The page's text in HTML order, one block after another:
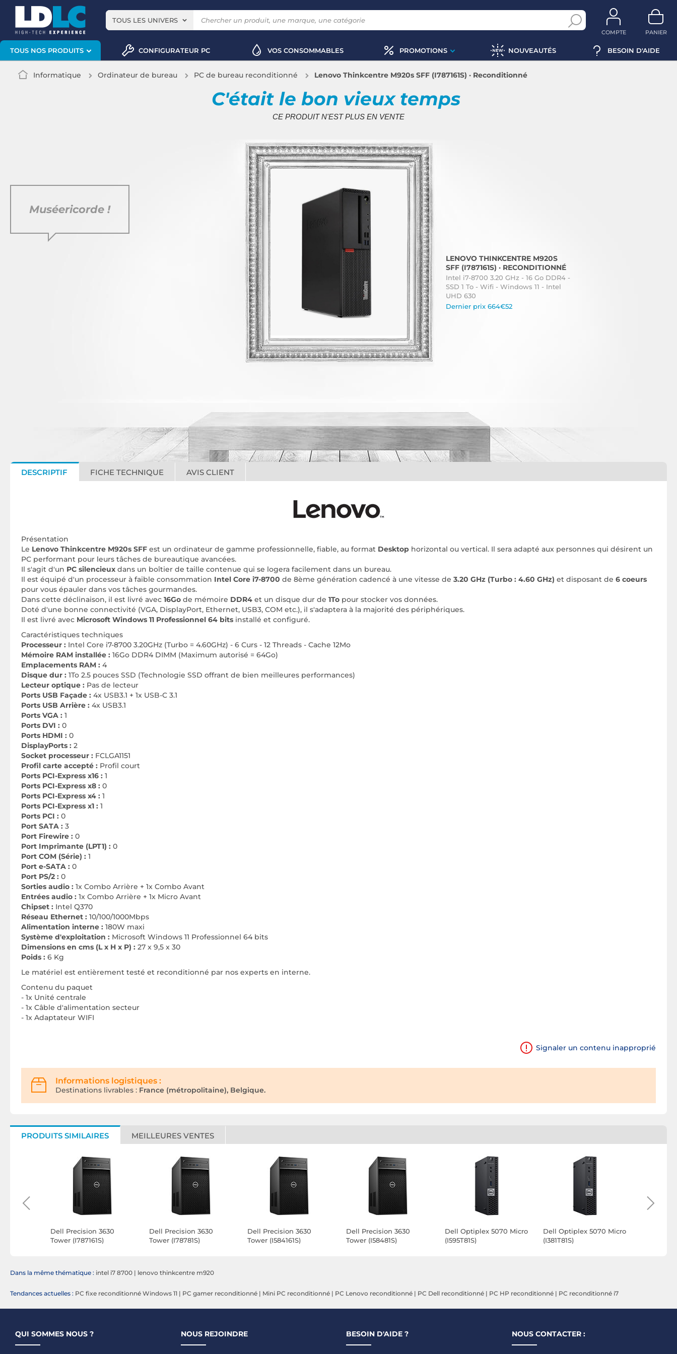
TOUS LES UNIVERS
COMPTE PANIER
TOUS NOS PRODUITS CONFIGURATEUR PC VOS CONSOMMABLES PROMOTIONS NOUVEAUTÉS BESOIN D'AIDE
Informatique Ordinateur de bureau PC de bureau reconditionné Lenovo Thinkcentre M920s SFF (I787161S) · Reconditionné
C'était le bon vieux temps
CE PRODUIT N'EST PLUS EN VENTE
LENOVO THINKCENTRE M920S
SFF (I787161S) · RECONDITIONNÉ
Intel i7-8700 3.20 GHz - 16 Go DDR4 -
SSD 1 To - Wifi - Windows 11 - Intel
UHD 630
Dernier prix 664€52
Muséericorde !
DESCRIPTIF FICHE TECHNIQUE AVIS CLIENT
Présentation
Le Lenovo Thinkcentre M920s SFF est un ordinateur de gamme professionnelle, fiable, au format Desktop horizontal ou vertical. Il sera adapté aux personnes qui désirent un
PC performant pour leurs tâches de bureautique avancées.
Il s'agit d'un PC silencieux dans un boîtier de taille contenue qui se logera facilement dans un bureau.
Il est équipé d'un processeur à faible consommation Intel Core i7-8700 de 8ème génération cadencé à une vitesse de 3.20 GHz (Turbo : 4.60 GHz) et disposant de 6 coeurs
pour vous épauler dans vos tâches gourmandes.
Dans cette déclinaison, il est livré avec 16Go de mémoire DDR4 et un disque dur de 1To pour stocker vos données.
Doté d'une bonne connectivité (VGA, DisplayPort, Ethernet, USB3, COM etc.), il s'adaptera à la majorité des périphériques.
Il est livré avec Microsoft Windows 11 Professionnel 64 bits installé et configuré.
Caractéristiques techniques
Processeur : Intel Core i7-8700 3.20GHz (Turbo = 4.60GHz) - 6 Curs - 12 Threads - Cache 12Mo
Mémoire RAM installée : 16Go DDR4 DIMM (Maximum autorisé = 64Go)
Emplacements RAM : 4
Disque dur : 1To 2.5 pouces SSD (Technologie SSD offrant de bien meilleures performances)
Lecteur optique : Pas de lecteur
Ports USB Façade : 4x USB3.1 + 1x USB-C 3.1
Ports USB Arrière : 4x USB3.1
Ports VGA : 1
Ports DVI : 0
Ports HDMI : 0
DisplayPorts : 2
Socket processeur : FCLGA1151
Profil carte accepté : Profil court
Ports PCI-Express x16 : 1
Ports PCI-Express x8 : 0
Ports PCI-Express x4 : 1
Ports PCI-Express x1 : 1
Ports PCI : 0
Port SATA : 3
Port Firewire : 0
Port Imprimante (LPT1) : 0
Port COM (Série) : 1
Port e-SATA : 0
Port PS/2 : 0
Sorties audio : 1x Combo Arrière + 1x Combo Avant
Entrées audio : 1x Combo Arrière + 1x Micro Avant
Chipset : Intel Q370
Réseau Ethernet : 10/100/1000Mbps
Alimentation interne : 180W maxi
Système d'exploitation : Microsoft Windows 11 Professionnel 64 bits
Dimensions en cms (L x H x P) : 27 x 9,5 x 30
Poids : 6 Kg
Le matériel est entièrement testé et reconditionné par nos experts en interne.
Contenu du paquet
- 1x Unité centrale
- 1x Câble d'alimentation secteur
- 1x Adaptateur WIFI
Signaler un contenu inapproprié
Informations logistiques :
Destinations livrables : France (métropolitaine), Belgique.
PRODUITS SIMILAIRES MEILLEURES VENTES
Dell Precision 3630
Tower (I787161S)
Dell Precision 3630
Tower (I78781S)
Dell Precision 3630
Tower (I584161S)
Dell Precision 3630
Tower (I58481S)
Dell Optiplex 5070 Micro
(I595T81S)
Dell Optiplex 5070 Micro
(I381T81S)
Dans la même thématique : intel i7 8700 | lenovo thinkcentre m920
Tendances actuelles : PC fixe reconditionné Windows 11 | PC gamer reconditionné | Mini PC reconditionné | PC Lenovo reconditionné | PC Dell reconditionné | PC HP reconditionné | PC reconditionné i7
QUI SOMMES NOUS ? NOUS REJOINDRE BESOIN D'AIDE ? NOUS CONTACTER :